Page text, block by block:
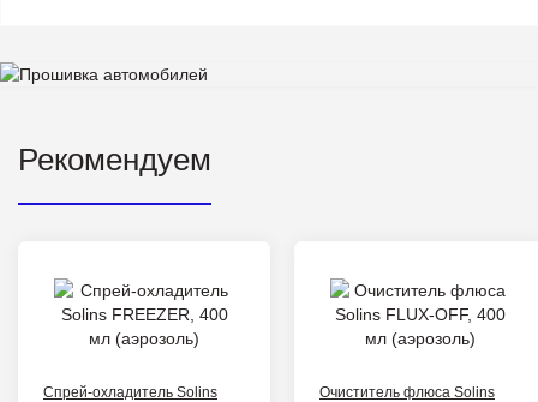
Рекомендуем
Спрей-охладитель Solins
Очиститель флюса Solins